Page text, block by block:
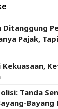
Ditanggung
Pajak,
Kekuasaan,
Tanda
Bayang